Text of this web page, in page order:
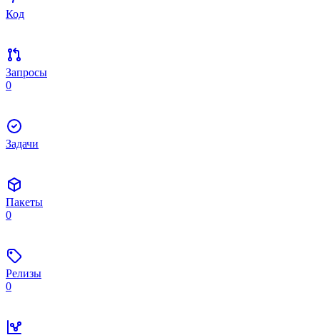
Код
Запросы
0
Задачи
Пакеты
0
Релизы
0